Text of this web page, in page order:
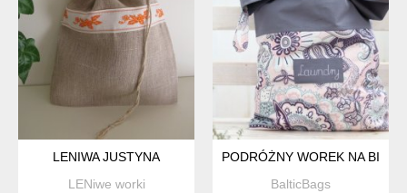
LENIWA JUSTYNA
LENiwe worki
PODRÓŻNY WOREK NA
BalticBags